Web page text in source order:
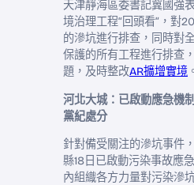
天津靜海區委書記冀國強
境治理工程“回頭看”，對
的滲坑進行排查，同時對
保護的所有工程進行排查
題，及時整改AR擴增實境
河北大城：已啟動應急機
黨紀處分
針對備受關注的滲坑事件
縣18日已啟動污染事故應
內組織各方力量對污染滲